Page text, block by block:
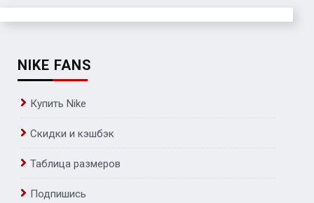
NIKE FANS
Купить Nike
Скидки и кэшбэк
Таблица размеров
Подпишись